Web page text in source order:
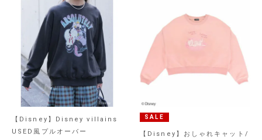
【Disney】Disney villains
USED風プルオーバー
SALE
【Disney】おしゃれキャット/